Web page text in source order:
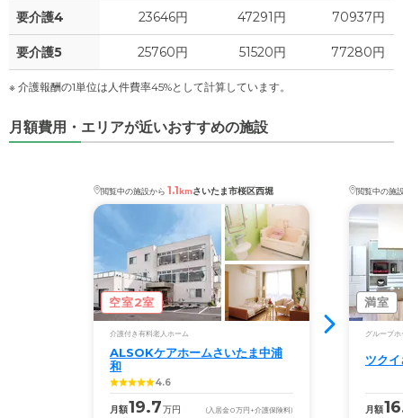
要介護4 23646円 47291円 70937円
要介護5 25760円 51520円 77280円
※ 介護報酬の1単位は人件費率45%として計算しています。
月額費用・エリアが近いおすすめの施設
閲覧中の施設から 1.1kmさいたま市桜区西堀
空室2室
介護付き有料老人ホーム
ALSOKケアホームさいたま中浦
和
4.6
月額19.7万円 (入居金0万円 +介護保険料)
閲覧中の施
満室
グループホ
ツク
月額